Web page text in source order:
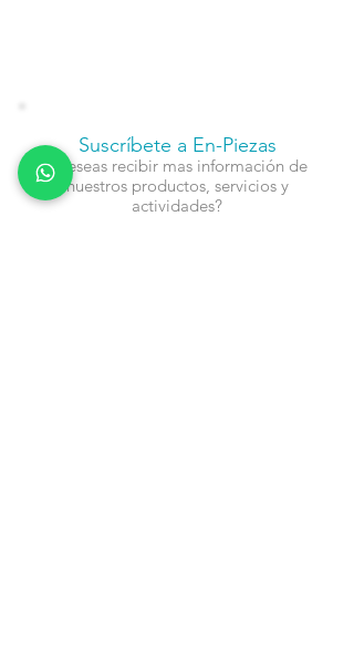
Suscríbete a En-Piezas
¿Deseas recibir mas información de
nuestros productos, servicios y
actividades?